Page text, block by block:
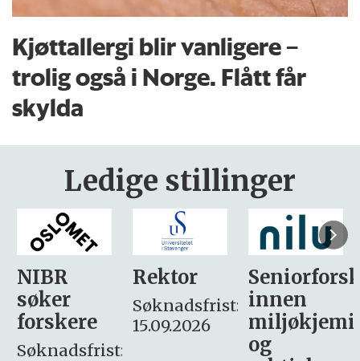
Kjøttallergi blir vanligere –
trolig også i Norge. Flått får
skylda
Ledige stillinger
Rektor
Søknadsfrist:
15.09.2026
Seniorforsker
innen
miljøkjemi
søker
– fast